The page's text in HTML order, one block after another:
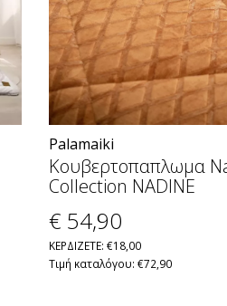
Palamaiki
Κουβερτοπαπλωμα
Collection NADINE
€ 54,90
ΚΕΡΔΙΖΕΤΕ: €18,00
Τιμή καταλόγου: €72,90